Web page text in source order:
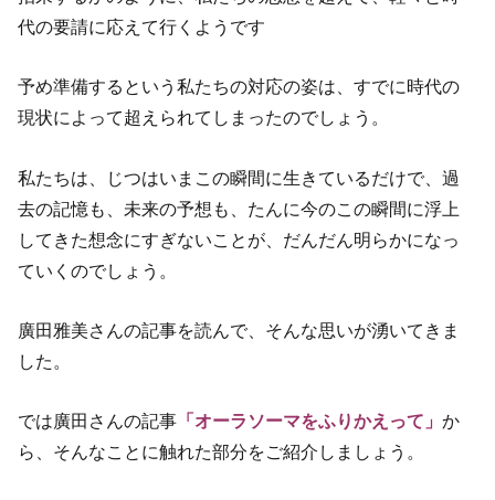
代の要請に応えて行くようです
予め準備するという私たちの対応の姿は、すでに時代の
現状によって超えられてしまったのでしょう。
私たちは、じつはいまこの瞬間に生きているだけで、過
去の記憶も、未来の予想も、たんに今のこの瞬間に浮上
してきた想念にすぎないことが、だんだん明らかになっ
ていくのでしょう。
廣田雅美さんの記事を読んで、そんな思いが湧いてきま
した。
では廣田さんの記事 「オーラソーマをふりかえって」か
ら、そんなことに触れた部分をご紹介しましょう。